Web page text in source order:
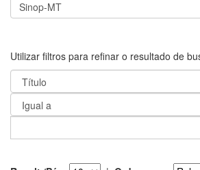
Utilizar filtros para refinar o resultado de